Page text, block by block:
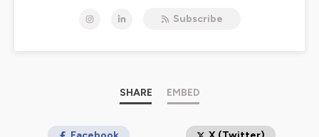
Marielle Lieber-Claire , experte en prise de
scène et derrière un micro, j’accompagne aujourd’hui
des consultantes, des cadres dirigeantes, des
Subscribe
SHARE EMBED